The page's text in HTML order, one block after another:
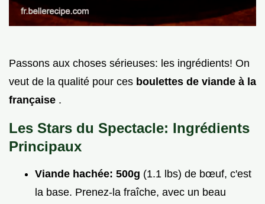
Passons aux choses sérieuses: les ingrédients! On
veut de la qualité pour ces boulettes de viande à la
française .
Les Stars du Spectacle: Ingrédients
Principaux
Viande hachée: 500g (1.1 lbs) de bœuf, c'est
la base. Prenez-la fraîche, avec un beau